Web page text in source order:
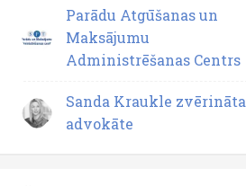
Parādu Atgūšanas un
Maksājumu
Administrēšanas Centrs
Sanda Kraukle zvērināta
advokāte